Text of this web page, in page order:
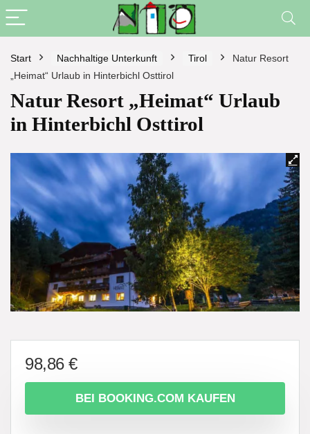
Start Nachhaltige Unterkunft Tirol
Natur Resort
„Heimat“ Urlaub in Hinterbichl Osttirol
Natur Resort „Heimat“ Urlaub
in Hinterbichl Osttirol
98,86 €
BEI BOOKING.COM KAUFEN